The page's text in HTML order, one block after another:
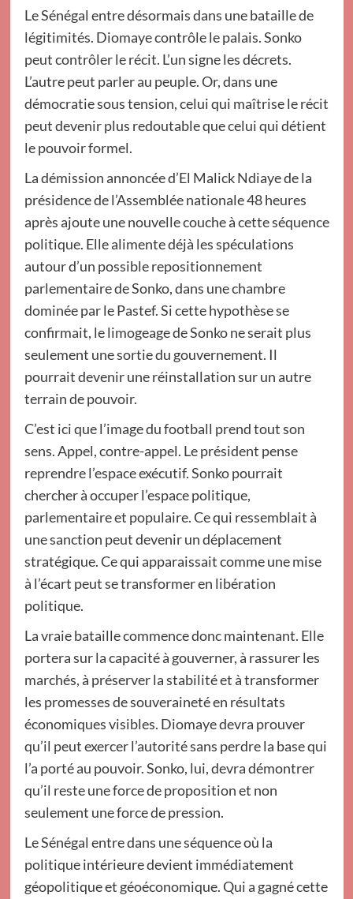
Le Sénégal entre désormais dans une bataille de
légitimités. Diomaye contrôle le palais. Sonko
peut contrôler le récit. L’un signe les décrets.
L’autre peut parler au peuple. Or, dans une
démocratie sous tension, celui qui maîtrise le récit
peut devenir plus redoutable que celui qui détient
le pouvoir formel.
La démission annoncée d’El Malick Ndiaye de la
présidence de l’Assemblée nationale 48 heures
après ajoute une nouvelle couche à cette séquence
politique. Elle alimente déjà les spéculations
autour d’un possible repositionnement
parlementaire de Sonko, dans une chambre
dominée par le Pastef. Si cette hypothèse se
confirmait, le limogeage de Sonko ne serait plus
seulement une sortie du gouvernement. Il
pourrait devenir une réinstallation sur un autre
terrain de pouvoir.
C’est ici que l’image du football prend tout son
sens. Appel, contre-appel. Le président pense
reprendre l’espace exécutif. Sonko pourrait
chercher à occuper l’espace politique,
parlementaire et populaire. Ce qui ressemblait à
une sanction peut devenir un déplacement
stratégique. Ce qui apparaissait comme une mise
à l’écart peut se transformer en libération
politique.
La vraie bataille commence donc maintenant. Elle
portera sur la capacité à gouverner, à rassurer les
marchés, à préserver la stabilité et à transformer
les promesses de souveraineté en résultats
économiques visibles. Diomaye devra prouver
qu’il peut exercer l’autorité sans perdre la base qui
l’a porté au pouvoir. Sonko, lui, devra démontrer
qu’il reste une force de proposition et non
seulement une force de pression.
Le Sénégal entre dans une séquence où la
politique intérieure devient immédiatement
géopolitique et géoéconomique. Qui a gagné cette